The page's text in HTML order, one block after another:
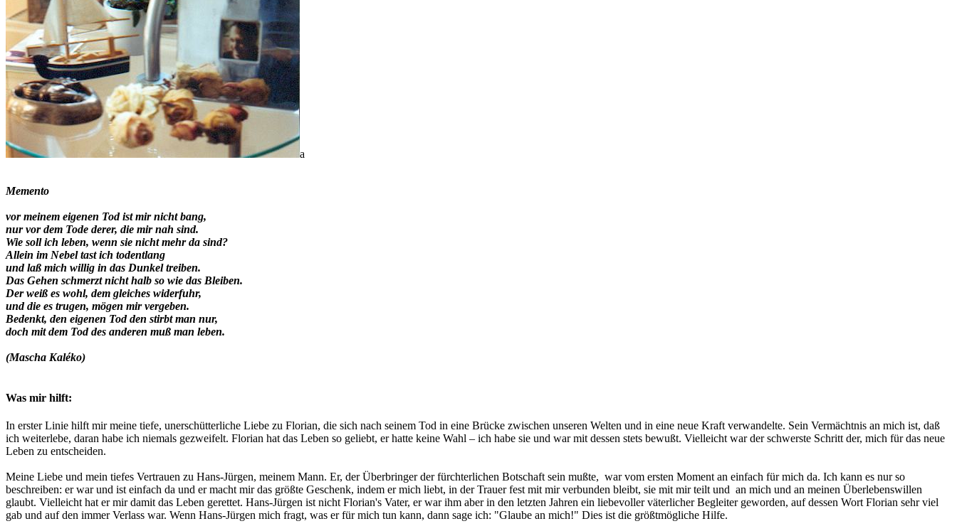
a
Memento
vor meinem eigenen Tod ist mir nicht bang,
nur vor dem Tode derer, die mir nah sind.
Wie soll ich leben, wenn sie nicht mehr da sind?
Allein im Nebel tast ich todentlang
und laß mich willig in das Dunkel treiben.
Das Gehen schmerzt nicht halb so wie das Bleiben.
Der weiß es wohl, dem gleiches widerfuhr,
und die es trugen, mögen mir vergeben.
Bedenkt, den eigenen Tod den stirbt man nur,
doch mit dem Tod des anderen muß man leben.
(Mascha Kaléko)
Was mir hilft:
In erster Linie hilft mir meine tiefe, unerschütterliche Liebe zu Florian, die sich nach seinem Tod in eine Brücke zwischen unseren Welten und in eine neue Kraft verwandelte. Sein Vermächtnis an mich ist, daß
ich weiterlebe, daran habe ich niemals gezweifelt. Florian hat das Leben so geliebt, er hatte keine Wahl – ich habe sie und war mit dessen stets bewußt. Vielleicht war der schwerste Schritt der, mich für das neue
Leben zu entscheiden.
Meine Liebe und mein tiefes Vertrauen zu Hans-Jürgen, meinem Mann. Er, der Überbringer der fürchterlichen Botschaft sein mußte, war vom ersten Moment an einfach für mich da. Ich kann es nur so
beschreiben: er war und ist einfach da und er macht mir das größte Geschenk, indem er mich liebt, in der Trauer fest mit mir verbunden bleibt, sie mit mir teilt und an mich und an meinen Überlebenswillen
glaubt. Vielleicht hat er mir damit das Leben gerettet. Hans-Jürgen ist nicht Florian's Vater, er war ihm aber in den letzten Jahren ein liebevoller väterlicher Begleiter geworden, auf dessen Wort Florian sehr viel
gab und auf den immer Verlass war. Wenn Hans-Jürgen mich fragt, was er für mich tun kann, dann sage ich: "Glaube an mich!" Dies ist die größtmögliche Hilfe.